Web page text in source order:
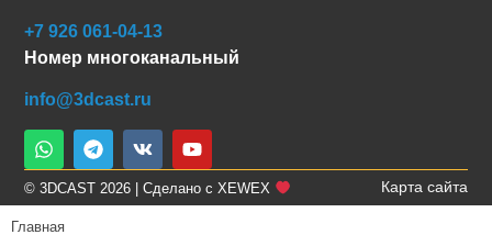
+7 926 061-04-13
Номер многоканальный
info@3dcast.ru
© 3DCAST 2026 | Сделано с XEWEX Карта сайта
Главная